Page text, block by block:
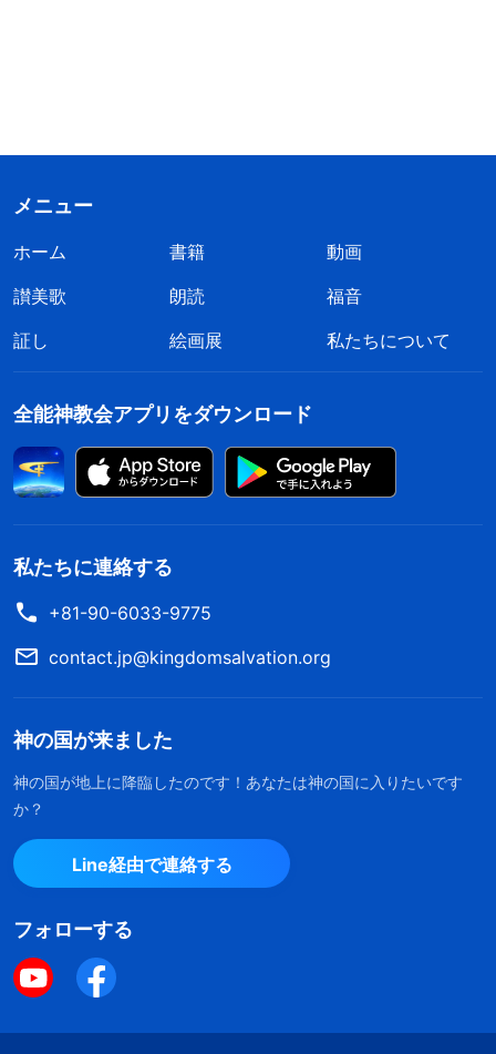
メニュー
ホーム 書籍
動画
讃美歌
朗読
福音
証し
絵画展 私たちについて
全能神教会アプリをダウンロード
私たちに連絡する
+81-90-6033-9775
contact.jp@kingdomsalvation.org
神の国が来ました
神の国が地上に降臨したのです！あなたは神の国に入りたいです
か？
Line経由で連絡する
フォローする